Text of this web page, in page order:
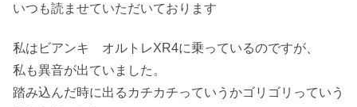
いつも読ませていただいております
私はビアンキ オルトレXR4に乗っているのですが、
私も異音が出ていました。
踏み込んだ時に出るカチカチっていうかゴリゴリっていう